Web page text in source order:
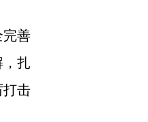
完善
扎
打击